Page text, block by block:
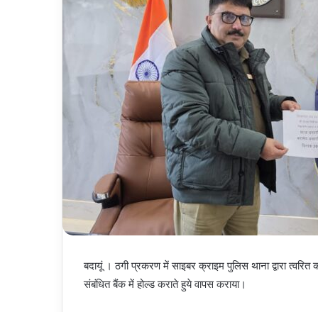
बदायूं । ठगी प्रकरण में साइबर क्राइम पुलिस थाना द्वारा
संबंधित बैंक में होल्ड कराते हुये वापस कराया।